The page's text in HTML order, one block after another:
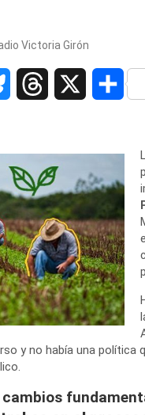
Victoria Girón
e
s
k
y
e
a
d
s
C
a
r
t
i
y no había una política
cambios